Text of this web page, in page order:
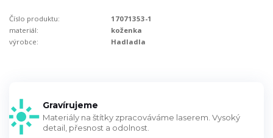
Číslo produktu:
17071353-1
materiál:
koženka
výrobce:
Hadladla
Gravírujeme
Materiály na štítky zpracováváme laserem. Vysoký
detail, přesnost a odolnost.